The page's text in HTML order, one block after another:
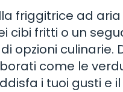
friggitrice ad aria
fritti o un
opzioni culinarie.
come le
i tuoi gusti e